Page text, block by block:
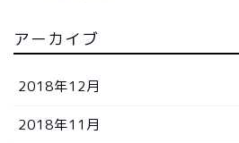
アーカイブ
2018年12月
2018年11月